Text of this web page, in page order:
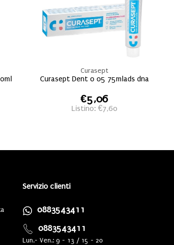
Curasept
Curasept Dent 0 05 75mlads dna
€5,06
Listino: €7,60
Servizio clienti
0883543411
0883543411
Lun.- Ven.: 9 - 13 / 15 - 20